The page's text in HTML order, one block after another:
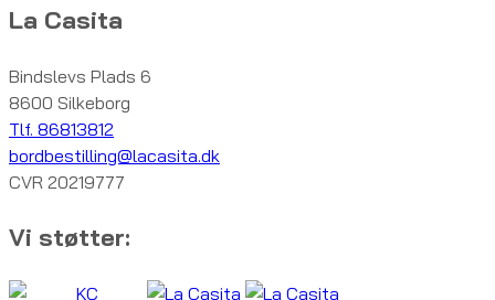
La Casita
Bindslevs Plads 6
8600 Silkeborg
Tlf. 86813812
bordbestilling@lacasita.dk
CVR 20219777
Vi støtter: